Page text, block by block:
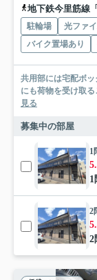
地下鉄今里筋線
駐輪場 光ファ
バイク置場あり
共用部には宅配ボ
にも荷物を受け取
見る
募集中の部屋
1
1
2
2